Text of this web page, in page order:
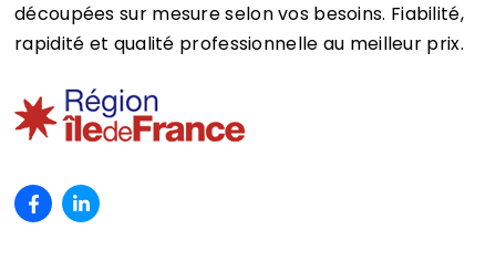
découpées sur mesure selon vos besoins. Fiabilité,
rapidité et qualité professionnelle au meilleur prix.